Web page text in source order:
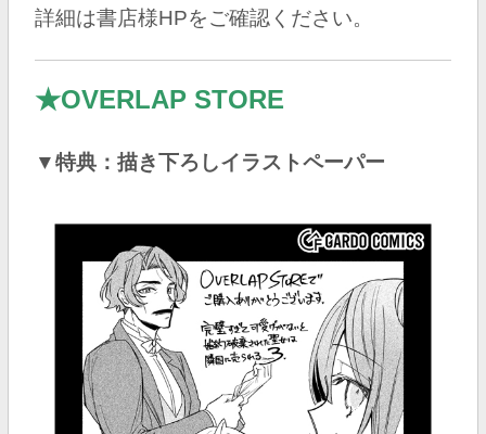
詳細は書店様HPをご確認ください。
★OVERLAP STORE
▼特典：描き下ろしイラストペーパー